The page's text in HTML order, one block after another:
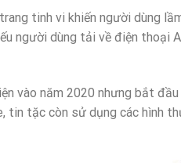
tinh vi khiến người dùng
người dùng tải về điện thoại
vào năm 2020 nhưng bắt
tin tặc còn sử dụng các hình